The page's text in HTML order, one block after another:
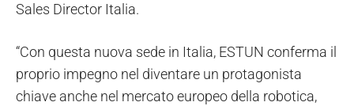
Sales Director Italia.
“Con questa nuova sede in Italia, ESTUN conferma il
proprio impegno nel diventare un protagonista
chiave anche nel mercato europeo della robotica,